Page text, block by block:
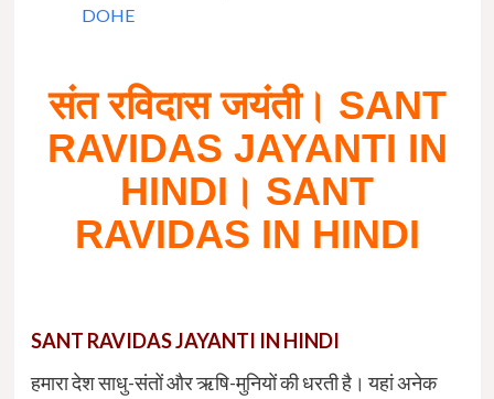
DOHE
संत रविदास जयंती। SANT
RAVIDAS JAYANTI IN
HINDI। SANT
RAVIDAS IN HINDI
SANT RAVIDAS JAYANTI IN HINDI
हमारा देश साधु-संतों और ऋषि-मुनियों की धरती है। यहां अनेक